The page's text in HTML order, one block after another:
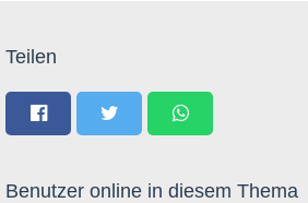
Teilen
Benutzer online in diesem Thema